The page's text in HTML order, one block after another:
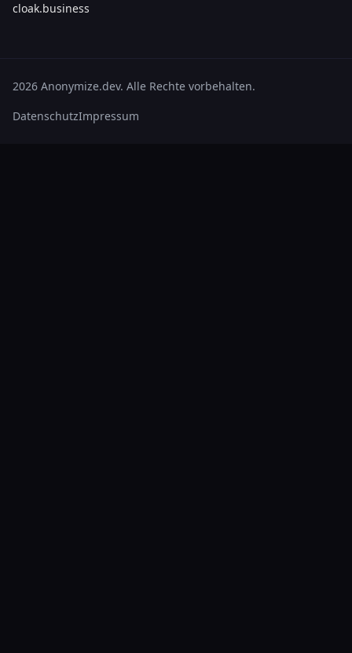
cloak.business
2026 Anonymize.dev. Alle Rechte vorbehalten.
DatenschutzImpressum